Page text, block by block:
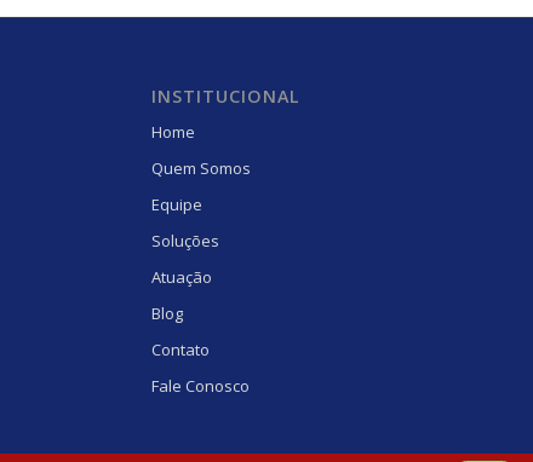
INSTITUCIONAL
Home
Quem Somos
Equipe
Soluções
Atuação
Blog
Contato
Fale Conosco